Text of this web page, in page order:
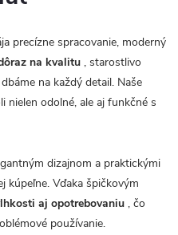
precízne spracovanie, moderný
na kvalitu , starostlivo
na každý detail. Naše
nielen odolné, ale aj funkčné s
dizajnom a praktickými
kúpeľne. Vďaka špičkovým
aj opotrebovaniu , čo
používanie.